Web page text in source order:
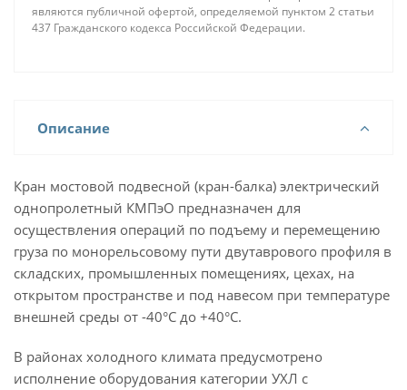
являются публичной офертой, определяемой пунктом 2 статьи
437 Гражданского кодекса Российской Федерации.
Описание
Кран мостовой подвесной (кран-балка) электрический
однопролетный КМПэО предназначен для
осуществления операций по подъему и перемещению
груза по монорельсовому пути двутаврового профиля в
складских, промышленных помещениях, цехах, на
открытом пространстве и под навесом при температуре
внешней среды от -40°С до +40°С.
В районах холодного климата предусмотрено
исполнение оборудования категории УХЛ с